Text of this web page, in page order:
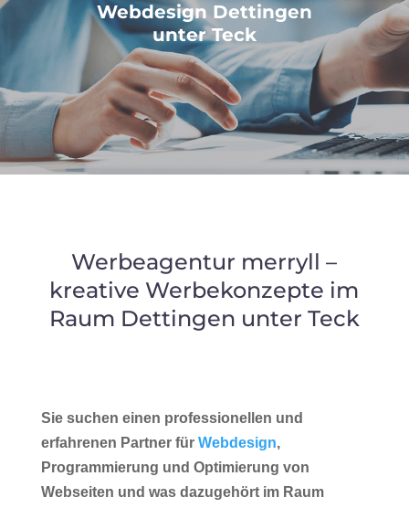
Webdesign Dettingen
unter Teck
Werbeagentur merryll –
kreative Werbekonzepte im
Raum Dettingen unter Teck
Sie suchen einen professionellen und
erfahrenen Partner für Webdesign,
Programmierung und Optimierung von
Webseiten und was dazugehört im Raum